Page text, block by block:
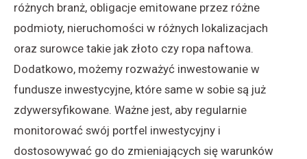
różnych branż, obligacje emitowane przez różne
podmioty, nieruchomości w różnych lokalizacjach
oraz surowce takie jak złoto czy ropa naftowa.
Dodatkowo, możemy rozważyć inwestowanie w
fundusze inwestycyjne, które same w sobie są już
zdywersyfikowane. Ważne jest, aby regularnie
monitorować swój portfel inwestycyjny i
dostosowywać go do zmieniających się warunków